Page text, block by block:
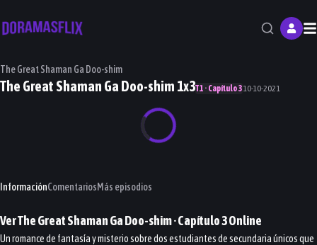
The Great Shaman Ga Doo-shim
The Great Shaman Ga Doo-shim 1x3T1 · Capítulo 310-10-2021
InformaciónComentariosMás episodios
VerThe Great Shaman Ga Doo-shim· Capítulo3Online
Un romance de fantasía y misterio sobre dos estudiantes de secundaria únicos que